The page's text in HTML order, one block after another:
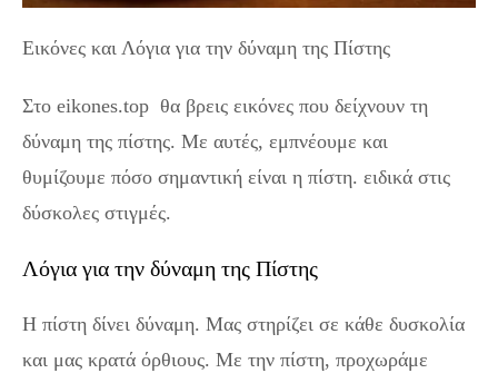
Εικόνες και Λόγια για την δύναμη της Πίστης
Στο eikones.top θα βρεις εικόνες που δείχνουν τη
δύναμη της πίστης. Με αυτές, εμπνέουμε και
θυμίζουμε πόσο σημαντική είναι η πίστη. ειδικά στις
δύσκολες στιγμές.
Λόγια για την δύναμη της Πίστης
Η πίστη δίνει δύναμη. Μας στηρίζει σε κάθε δυσκολία
και μας κρατά όρθιους. Με την πίστη, προχωράμε